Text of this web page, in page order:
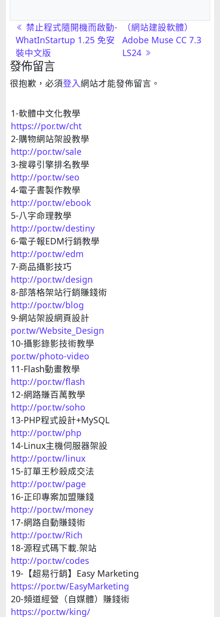
文章導航
禁止程式隨開機而啟動-
WhatInStartup 1.25 免安
裝中文版
（網站建設軟體）
Adobe Muse CC 7.3
LS24
發佈留言
很抱歉，必須登入網站才能發佈留言。
1-軟體中文化教學
https://por.tw/cht
2-購物網站架設教學
http://por.tw/sale
3-搜尋引擎排名教學
http://por.tw/seo
4-電子書製作教學
http://por.tw/ebook
5-八字命理教學
http://por.tw/destiny
6-電子報EDM行銷教學
http://por.tw/edm
7-商品攝影技巧
http://por.tw/design
8-部落格架站行銷賺錢術
http://por.tw/blog
9-網站架設網頁設計
por.tw/Website_Design
10-攝影錄影技術教學
por.tw/photo-video
11-Flash動畫教學
http://por.tw/flash
12-網路賺百萬教學
http://por.tw/soho
13-PHP程式設計+MySQL
http://por.tw/php
14-Linux主機伺服器架設
http://por.tw/linux
15-訂單王秒殺成交法
http://por.tw/page
16-正印專案加盟賺錢
http://por.tw/money
17-網路自動賺錢術
http://por.tw/Rich
18-源程式碼下載.架站
http://por.tw/codes
19-【超易行銷】Easy Marketing
https://por.tw/EasyMarketing
20-頻道經營（自媒體）賺錢術
https://por.tw/king/